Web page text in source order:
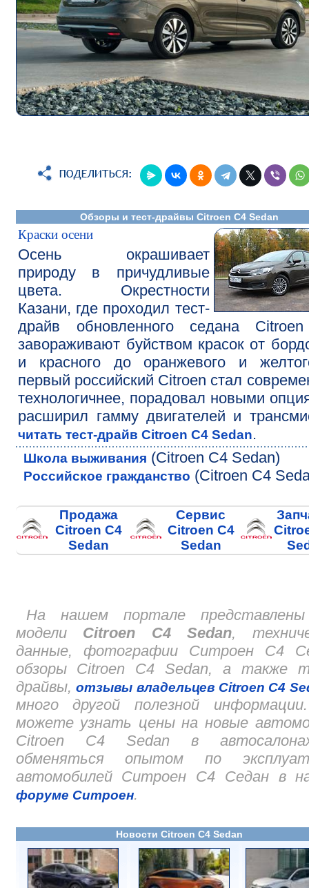
Обзоры и тест-драйвы Citroen C4 Sedan
Краски осени
Осень окрашивает
природу в причудливые
цвета. Окрестности
Казани, где проходил тест-
драйв обновленного седана
завораживают буйством красок от
и красного до оранжевого и
первый российский Citroen стал
технологичнее, порадовал новыми
расширил гамму двигателей и
читать тест-драйв Citroen C4 Sedan.
Школа выживания (Citroen C4 Sedan)
Российское гражданство (Citroen C4
Продажа
Citroen C4
Sedan
Сервис
Citroen C4
Sedan
На нашем портале
модели Citroen C4 Sedan,
данные, фотографии Ситроен С4
обзоры Citroen C4 Sedan, а также
драйвы,отзывы владельцев Citroen C4
много другой полезной
можете узнать цены на новые
Citroen C4 Sedan в
обменяться опытом по
автомобилей Ситроен С4 Седан в
форуме Ситроен.
Новости Citroen C4 Sedan